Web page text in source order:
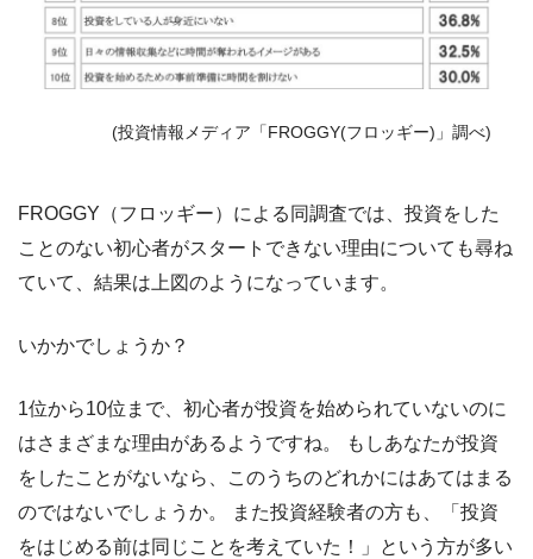
(投資情報メディア「FROGGY(フロッギー)」調べ)
FROGGY（フロッギー）による同調査では、投資をした
ことのない初心者がスタートできない理由についても尋ね
ていて、結果は上図のようになっています。
いかかでしょうか？
1位から10位まで、初心者が投資を始められていないのに
はさまざまな理由があるようですね。 もしあなたが投資
をしたことがないなら、このうちのどれかにはあてはまる
のではないでしょうか。 また投資経験者の方も、「投資
をはじめる前は同じことを考えていた！」という方が多い